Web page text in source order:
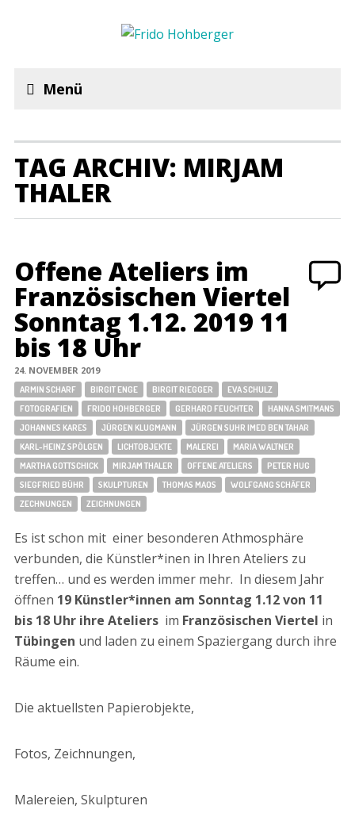
Menü
TAG ARCHIV: MIRJAM
THALER
Offene Ateliers im
Französischen Viertel
Sonntag 1.12. 2019 11
bis 18 Uhr
24. NOVEMBER 2019
ARMIN SCHARF BIRGIT ENGE BIRGIT RIEGGER
EVA SCHULZ
FOTOGRAFIEN
FRIDO HOHBERGER GERHARD FEUCHTER
HANNA SMITMANS
JOHANNES KARES
JÜRGEN KLUGMANN
JÜRGEN SUHR IMED BEN TAHAR
KARL-HEINZ SPÖLGEN
LICHTOBJEKTE MALEREI
MARIA WALTNER
MARTHA GOTTSCHICK
MIRJAM THALER OFFENE ATELIERS
PETER HUG
SIEGFRIED BÜHR
SKULPTUREN THOMAS MAOS
WOLFGANG SCHÄFER
ZECHNUNGEN
ZEICHNUNGEN
Es ist schon mit einer besonderen Athmosphäre
verbunden, die Künstler*inen in Ihren Ateliers zu
treffen… und es werden immer mehr. In diesem Jahr
öffnen 19 Künstler*innen am Sonntag 1.12 von 11
bis 18 Uhr ihre Ateliersim Französischen Viertel in
Tübingen und laden zu einem Spaziergang durch ihre
Räume ein.
Die aktuellsten Papierobjekte,
Fotos, Zeichnungen,
Malereien, Skulpturen